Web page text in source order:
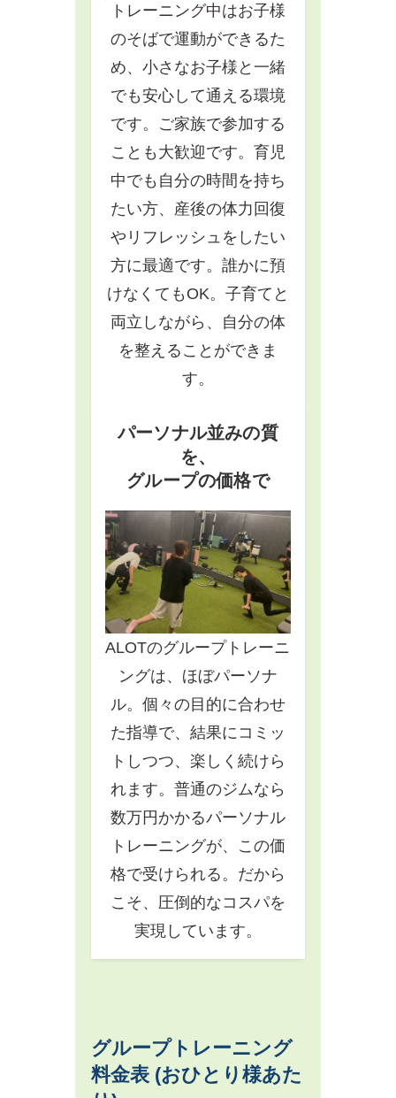
トレーニング中はお子様
のそばで運動ができるた
め、小さなお子様と一緒
でも安心して通える環境
です。ご家族で参加する
ことも大歓迎です。育児
中でも自分の時間を持ち
たい方、産後の体力回復
やリフレッシュをしたい
方に最適です。誰かに預
けなくてもOK。子育てと
両立しながら、自分の体
を整えることができま
す。
パーソナル並みの質
を、
グループの価格で
ALOTのグループトレーニ
ングは、ほぼパーソナ
ル。個々の目的に合わせ
た指導で、結果にコミッ
トしつつ、楽しく続けら
れます。普通のジムなら
数万円かかるパーソナル
トレーニングが、この価
格で受けられる。だから
こそ、圧倒的なコスパを
実現しています。
グループトレーニング
料金表 (おひとり様あた